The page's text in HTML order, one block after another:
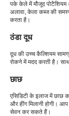
पके केले में मौजूद पोटैशियम
अलावा, केला कब्ज की
करता है।
ठंडा दूध
दूध की उच्च कैल्शियम
रोकने में मदद करती है।
छाछ
एसिडिटी के इलाज में छाछ
और हींग मिलानी होगी।
सेवन कर सकते हैं।